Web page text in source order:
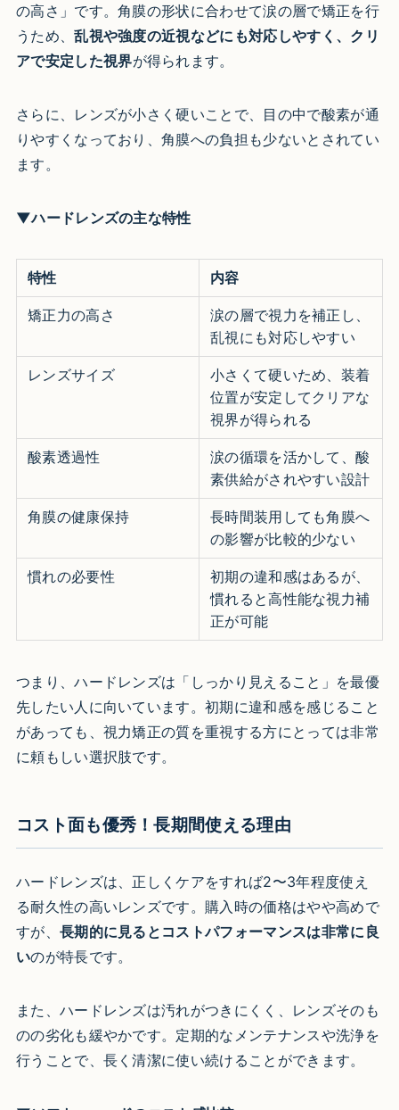
の高さ」です。角膜の形状に合わせて涙の層で矯正を行
うため、乱視や強度の近視などにも対応しやすく、クリ
アで安定した視界が得られます。
さらに、レンズが小さく硬いことで、目の中で酸素が通
りやすくなっており、角膜への負担も少ないとされてい
ます。
▼ハードレンズの主な特性
特性 内容
矯正力の高さ
涙の層で視力を補正し、
乱視にも対応しやすい
レンズサイズ
小さくて硬いため、装着
位置が安定してクリアな
視界が得られる
酸素透過性
涙の循環を活かして、酸
素供給がされやすい設計
角膜の健康保持
長時間装用しても角膜へ
の影響が比較的少ない
慣れの必要性
初期の違和感はあるが、
慣れると高性能な視力補
正が可能
つまり、ハードレンズは「しっかり見えること」を最優
先したい人に向いています。初期に違和感を感じること
があっても、視力矯正の質を重視する方にとっては非常
に頼もしい選択肢です。
コスト面も優秀！長期間使える理由
ハードレンズは、正しくケアをすれば2〜3年程度使え
る耐久性の高いレンズです。購入時の価格はやや高めで
すが、 長期的に見るとコストパフォーマンスは非常に良
いのが特長です。
また、ハードレンズは汚れがつきにくく、レンズそのも
のの劣化も緩やかです。定期的なメンテナンスや洗浄を
行うことで、長く清潔に使い続けることができます。